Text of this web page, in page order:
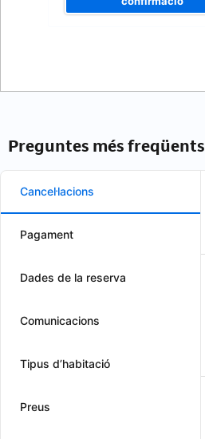
Preguntes més freqüents
Cancel·lacions
Pagament
Dades de la reserva
Comunicacions
Tipus d’habitació
Preus